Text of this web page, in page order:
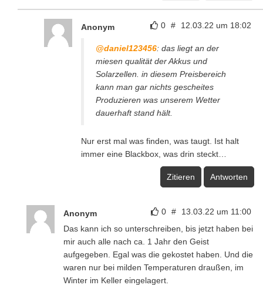
0 # 12.03.22 um 18:02
Anonym
@daniel123456: das liegt an der
miesen qualität der Akkus und
Solarzellen. in diesem Preisbereich
kann man gar nichts gescheites
Produzieren was unserem Wetter
dauerhaft stand hält.
Nur erst mal was finden, was taugt. Ist halt
immer eine Blackbox, was drin steckt…
Zitieren Antworten
0 # 13.03.22 um 11:00
Anonym
Das kann ich so unterschreiben, bis jetzt haben bei
mir auch alle nach ca. 1 Jahr den Geist
aufgegeben. Egal was die gekostet haben. Und die
waren nur bei milden Temperaturen draußen, im
Winter im Keller eingelagert.